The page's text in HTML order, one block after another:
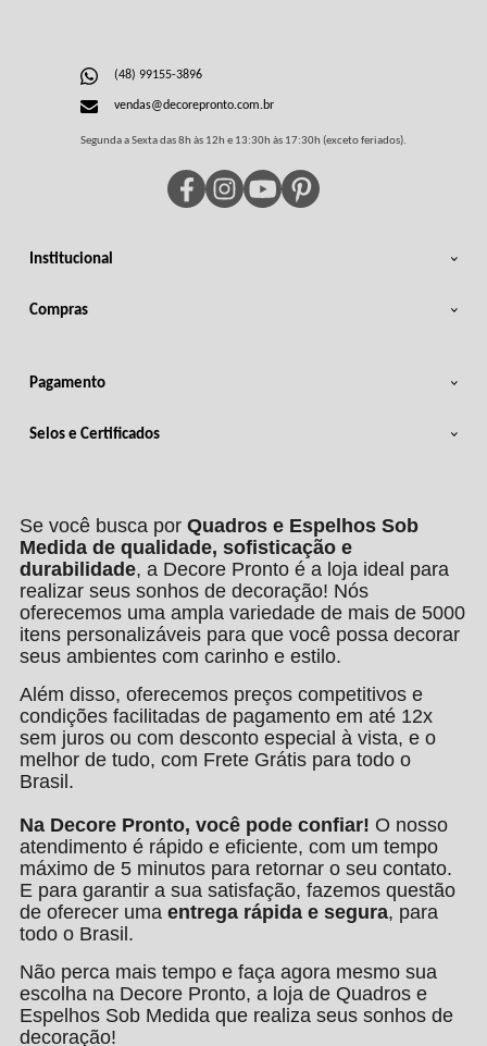
Institucional
Compras
(48) 99155-3896
vendas@decorepronto.com.br
Segunda a Sexta das 8h às 12h e 13:30h às 17:30h (exceto feriados).
Pagamento
Selos e Certificados
Se você busca por Quadros e Espelhos Sob
Medida de qualidade, sofisticação e
durabilidade, a Decore Pronto é a loja ideal para
realizar seus sonhos de decoração! Nós
oferecemos uma ampla variedade de mais de 5000
itens personalizáveis para que você possa decorar
seus ambientes com carinho e estilo.
Além disso, oferecemos preços competitivos e
condições facilitadas de pagamento em até 12x
sem juros ou com desconto especial à vista, e o
melhor de tudo, com Frete Grátis para todo o
Brasil.
Na Decore Pronto, você pode confiar! O nosso
atendimento é rápido e eficiente, com um tempo
máximo de 5 minutos para retornar o seu contato.
E para garantir a sua satisfação, fazemos questão
de oferecer uma entrega rápida e segura, para
todo o Brasil.
Não perca mais tempo e faça agora mesmo sua
escolha na Decore Pronto, a loja de Quadros e
Espelhos Sob Medida que realiza seus sonhos de
decoração!